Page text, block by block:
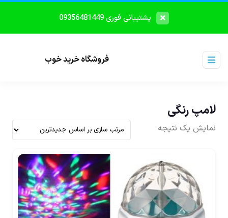
پشتیبانی فوری 09356481449
فروشگاه خرید خوب
لامپ رنگی
نمایش یک نتیجه